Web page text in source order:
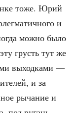
тоже. Юрий
и
мож­но было
грусть тут же
выход­ка­ми —
и за
рыча­ние и